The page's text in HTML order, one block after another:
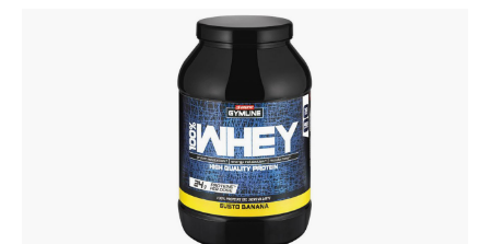
Salta la galleria di immagini